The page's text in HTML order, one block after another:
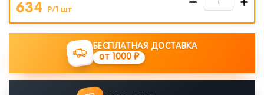
634 Р/1 шт
БЕСПЛАТНАЯ ДОСТАВКА
от 1000 ₽